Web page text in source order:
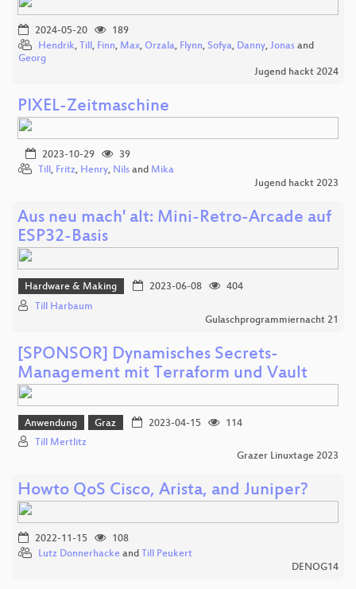
2024-05-20
189
Hendrik, Till, Finn, Max, Orzala, Flynn, Sofya, Danny, Jonas and
Georg
Jugend hackt 2024
PIXEL-Zeitmaschine
2023-10-29
39
Till, Fritz, Henry, Nils and Mika
Jugend hackt 2023
Aus neu mach' alt: Mini-Retro-Arcade auf
ESP32-Basis
Hardware & Making 2023-06-08
404
Till Harbaum
Gulaschprogrammiernacht 21
[SPONSOR] Dynamisches Secrets-
Management mit Terraform und Vault
Anwendung Graz 2023-04-15
114
Till Mertlitz
Grazer Linuxtage 2023
Howto QoS Cisco, Arista, and Juniper?
2022-11-15
108
Lutz Donnerhacke and Till Peukert
DENOG14